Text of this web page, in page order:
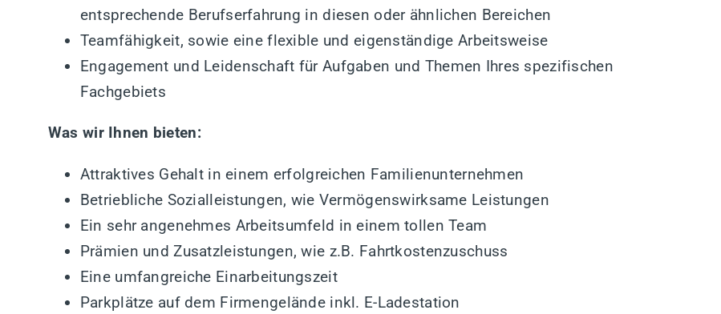
entsprechende Berufserfahrung in diesen oder ähnlichen Bereichen
Teamfähigkeit, sowie eine flexible und eigenständige Arbeitsweise
Engagement und Leidenschaft für Aufgaben und Themen Ihres spezifischen
Fachgebiets
Was wir Ihnen bieten:
Attraktives Gehalt in einem erfolgreichen Familienunternehmen
Betriebliche Sozialleistungen, wie Vermögenswirksame Leistungen
Ein sehr angenehmes Arbeitsumfeld in einem tollen Team
Prämien und Zusatzleistungen, wie z.B. Fahrtkostenzuschuss
Eine umfangreiche Einarbeitungszeit
Parkplätze auf dem Firmengelände inkl. E-Ladestation